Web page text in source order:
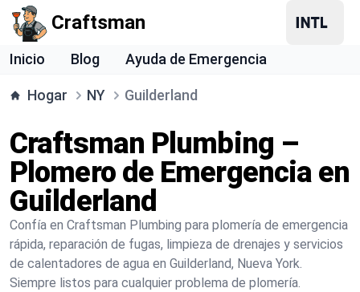
Craftsman
Inicio Blog Ayuda de Emergencia
Hogar NY Guilderland
Craftsman Plumbing –
Plomero de Emergencia en
Guilderland
Confía en Craftsman Plumbing para plomería de emergencia
rápida, reparación de fugas, limpieza de drenajes y servicios
de calentadores de agua en Guilderland, Nueva York.
Siempre listos para cualquier problema de plomería.